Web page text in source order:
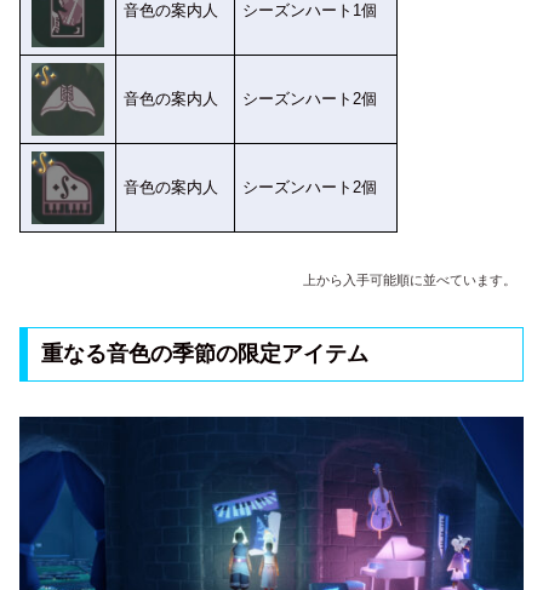
音色の案内人 シーズンハート1個
音色の案内人 シーズンハート2個
音色の案内人 シーズンハート2個
上から入手可能順に並べています。
重なる音色の季節の限定アイテム